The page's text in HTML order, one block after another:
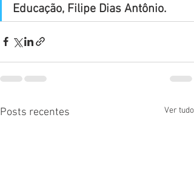
Educação, Filipe Dias Antônio.
Posts recentes Ver tudo